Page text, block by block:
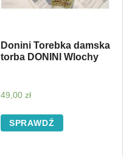
Donini Torebka damska
torba DONINI Wlochy
49,00 zł
SPRAWDŹ